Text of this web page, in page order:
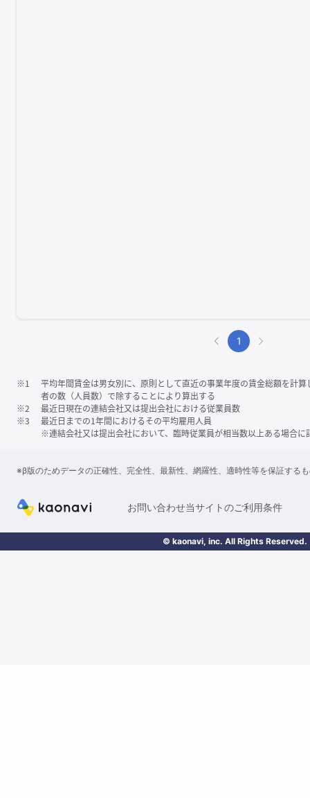
1
※1
平均年間賃金は男女別に、原則として直近の事業年度の賃金総額を計
者の数（人員数）で除することにより算出する
※2
最近日現在の連結会社又は提出会社における従業員数
※3
最近日までの1年間におけるその平均雇用人員
※連結会社又は提出会社において、臨時従業員が相当数以上ある場合に
※β版のためデータの正確性、完全性、最新性、網羅性、適時性等を保証する
お問い合わせ当サイトのご利用条件
© kaonavi, inc. All Rights Reserved.